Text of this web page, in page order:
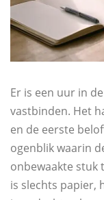
Er is een uur in
vastbinden. Het
en de eerste
ogenblik waarin
onbewaakte stuk
is slechts papier,